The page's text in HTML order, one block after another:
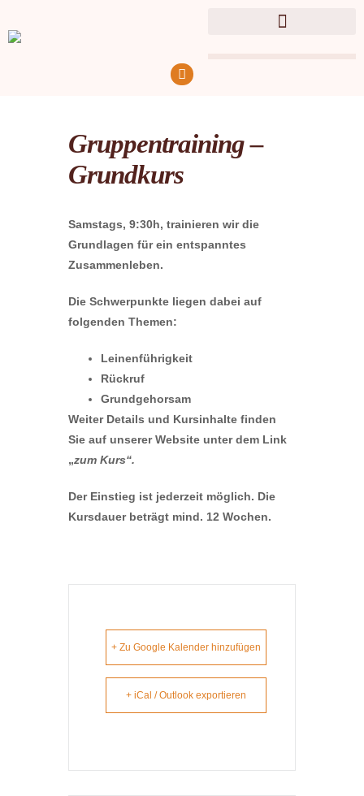
Gruppentraining –
Grundkurs
Samstags, 9:30h, trainieren wir die
Grundlagen für ein entspanntes
Zusammenleben.
Die Schwerpunkte liegen dabei auf
folgenden Themen:
Leinenführigkeit
Rückruf
Grundgehorsam
Weiter Details und Kursinhalte finden
Sie auf unserer Website unter dem Link
„zum Kurs“.
Der Einstieg ist jederzeit möglich. Die
Kursdauer beträgt mind. 12 Wochen.
+ Zu Google Kalender hinzufügen
+ iCal / Outlook exportieren